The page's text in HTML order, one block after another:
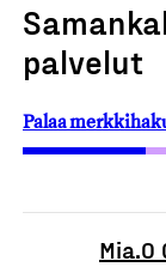
palvelut
Palaa